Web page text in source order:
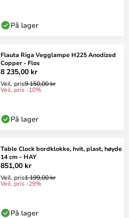
På lager
Flauta Riga Vegglampe H225 Anodized
Copper - Flos
8 235,00 kr
Veil. pris9 150,00 kr
Veil. pris -10%
På lager
Table Clock bordklokke, hvit, plast, høyde
14 cm – HAY
851,00 kr
Veil. pris1 199,00 kr
Veil. pris -29%
På lager